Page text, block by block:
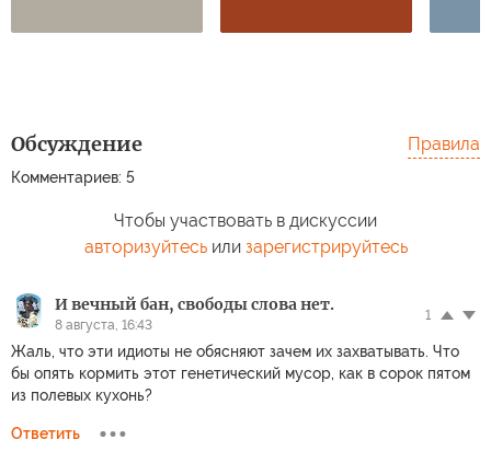
Обсуждение
Комментариев: 5
Правила
Чтобы участвовать в дискуссии
авторизуйтесьили зарегистрируйтесь
И вечный бан, свободы слова нет.
8 августа, 16:43
1
Жаль, что эти идиоты не обясняют зачем их захватывать. Что
бы опять кормить этот генетический мусор, как в сорок пятом
из полевых кухонь?
Ответить